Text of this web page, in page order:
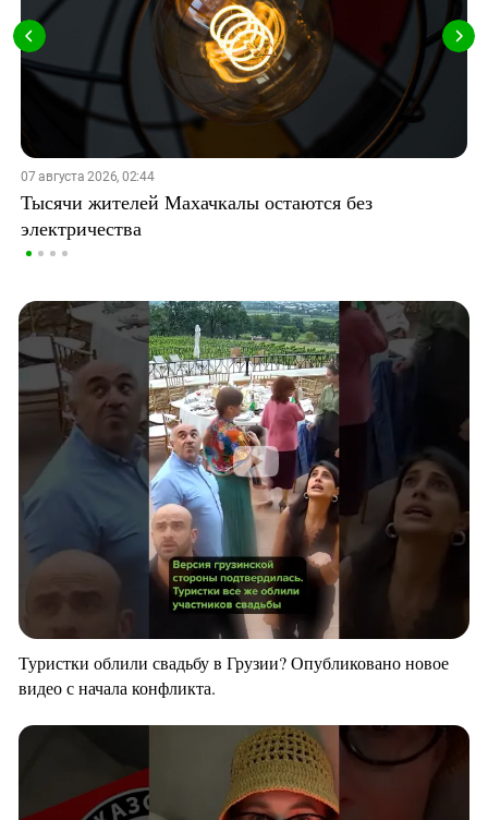
07 августа 2026, 02:44
Тысячи жителей Махачкалы остаются без
электричества
Туристки облили свадьбу в Грузии? Опубликовано новое
видео с начала конфликта.